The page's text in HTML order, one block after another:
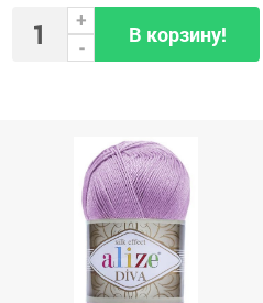
+
-
В корзину!